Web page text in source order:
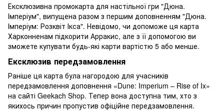
Ексклюзивна промокарта для настільної гри "Дюна.
Імперіум", випущена разом з першим доповненням "Дюна.
Імперіум: Розквіт Ікса". Невідомо, чи допоможе ця карта
Харконненам підкорити Арракис, але з її допомогою ви
зможете купувати будь-які карти вартістю 5 або менше.
Ексклюзив передзамовлення
Раніше ця карта була нагородою для учасників
передзамовлення доповнення «Dune: Imperium – Rise of Ix»
на сайті Geekach Shop. Тепер вона доступна тим, хто з
якихось причин пропустив офіційне передзамовлення.